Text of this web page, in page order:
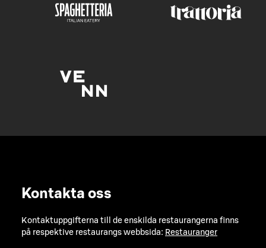
Kontakta oss
Kontaktuppgifterna till de enskilda restaurangerna finns
på respektive restaurangs webbsida: Restauranger